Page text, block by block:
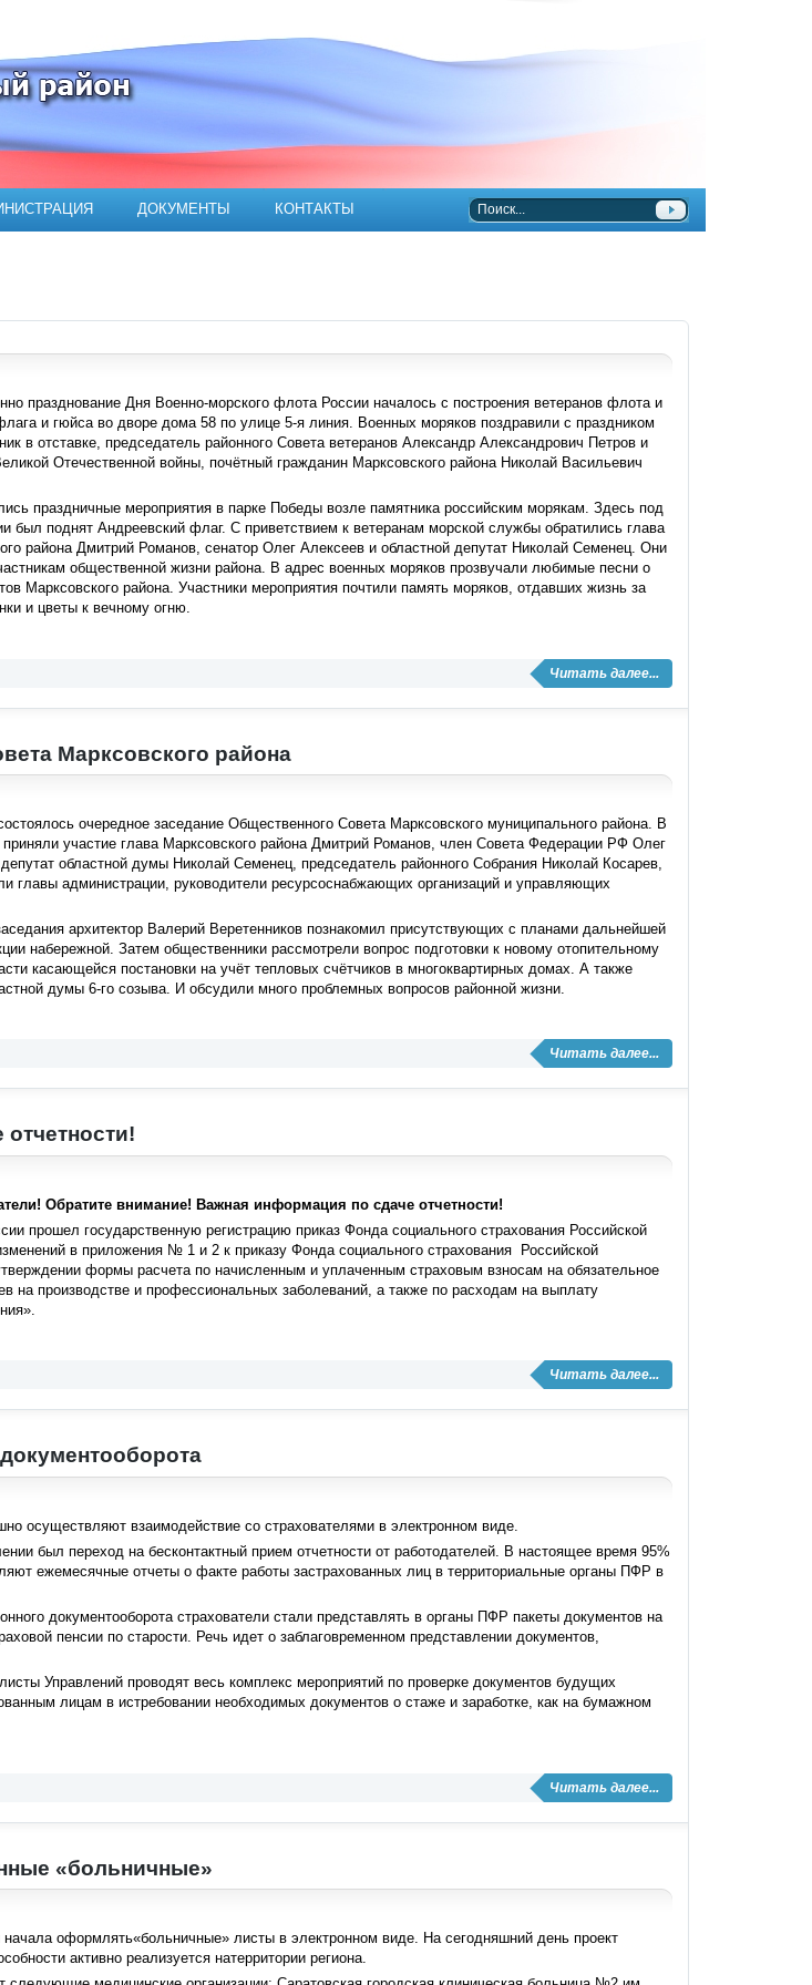
района
ДОКУМЕНТЫ КОНТАКТЫ
празднование Дня Военно-морского флота России началось с построения ветеранов флота и
и гюйса во дворе дома 58 по улице 5-я линия. Военных моряков поздравили с праздником
в отставке, председатель районного Совета ветеранов Александр Александрович Петров и
Отечественной войны, почётный гражданин Марксовского района Николай Васильевич
праздничные мероприятия в парке Победы возле памятника российским морякам. Здесь под
был поднят Андреевский флаг. С приветствием к ветеранам морской службы обратились глава
района Дмитрий Романов, сенатор Олег Алексеев и областной депутат Николай Семенец. Они
общественной жизни района. В адрес военных моряков прозвучали любимые песни о
Марксовского района. Участники мероприятия почтили память моряков, отдавших жизнь за
и цветы к вечному огню.
Читать далее...
Марксовского района
очередное заседание Общественного Совета Марксовского муниципального района. В
приняли участие глава Марксовского района Дмитрий Романов, член Совета Федерации РФ Олег
областной думы Николай Семенец, председатель районного Собрания Николай Косарев,
главы администрации, руководители ресурсоснабжающих организаций и управляющих
архитектор Валерий Веретенников познакомил присутствующих с планами дальнейшей
набережной. Затем общественники рассмотрели вопрос подготовки к новому отопительному
касающейся постановки на учёт тепловых счётчиков в многоквартирных домах. А также
думы 6-го созыва. И обсудили много проблемных вопросов районной жизни.
Читать далее...
Обратите внимание! Важная информация по сдаче отчетности!
прошел государственную регистрацию приказ Фонда социального страхования Российской
в приложения № 1 и 2 к приказу Фонда социального страхования Российской
формы расчета по начисленным и уплаченным страховым взносам на обязательное
на производстве и профессиональных заболеваний, а также по расходам на выплату
Читать далее...
осуществляют взаимодействие со страхователями в электронном виде.
был переход на бесконтактный прием отчетности от работодателей. В настоящее время 95%
ежемесячные отчеты о факте работы застрахованных лиц в территориальные органы ПФР в
документооборота страхователи стали представлять в органы ПФР пакеты документов на
пенсии по старости. Речь идет о заблаговременном представлении документов,
Управлений проводят весь комплекс мероприятий по проверке документов будущих
лицам в истребовании необходимых документов о стаже и заработке, как на бумажном
Читать далее...
«больничные»
оформлять«больничные» листы в электронном виде. На сегодняшний день проект
активно реализуется натерритории региона.